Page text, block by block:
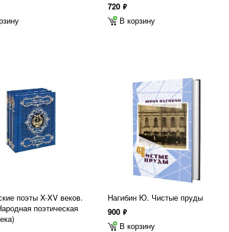
720 ф
В корзину
поэты X-XV веков.
поэтическая
Нагибин Ю. Чистые пруды
900 ф
В корзину